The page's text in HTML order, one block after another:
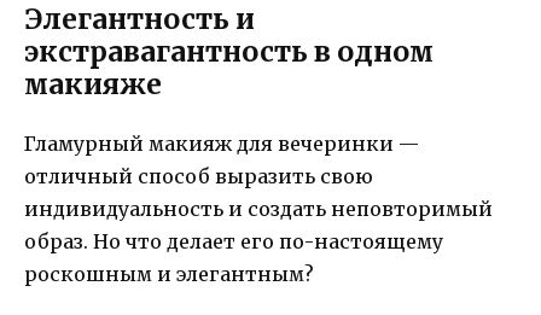
Элегантность и
экстравагантность в одном
макияже
Гламурный макияж для вечеринки —
отличный способ выразить свою
индивидуальность и создать неповторимый
образ. Но что делает его по-настоящему
роскошным и элегантным?